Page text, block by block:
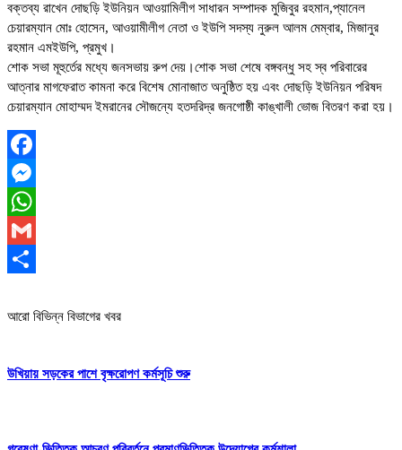
বক্তব্য রাখেন দোছড়ি ইউনিয়ন আওয়ামিলীগ সাধারন সম্পাদক মুজিবুর রহমান,প্যানেল
চেয়ারম্যান মোঃ হোসেন, আওয়ামীলীগ নেতা ও ইউপি সদস্য নুরুল আলম মেম্বার, মিজানুর
রহমান এমইউপি, প্রমুখ।
শোক সভা মূহুর্তের মধ্যে জনসভায় রুপ দেয়।শোক সভা শেষে বঙ্গবন্ধু সহ স্ব পরিবারের
আত্নার মাগফেরাত কামনা করে বিশেষ মোনাজাত অনুষ্ঠিত হয় এবং দোছড়ি ইউনিয়ন পরিষদ
চেয়ারম্যান মোহাম্মদ ইমরানের সৌজন্যে হতদরিদ্র জনগোষ্ঠী কাঙ্খালী ভোজ বিতরণ করা হয়।
Facebook
Messenger
WhatsApp
Gmail
আরো বিভিন্ন বিভাগের খবর
উখিয়ায় সড়কের পাশে বৃক্ষরোপণ কর্মসূচি শুরু